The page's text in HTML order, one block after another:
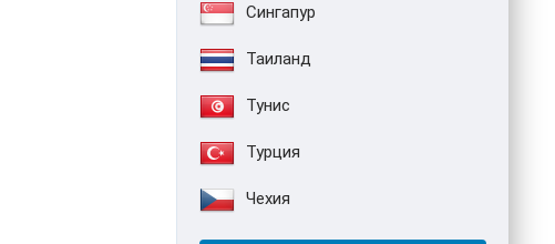
Сингапур
Таиланд
Тунис
Турция
Чехия